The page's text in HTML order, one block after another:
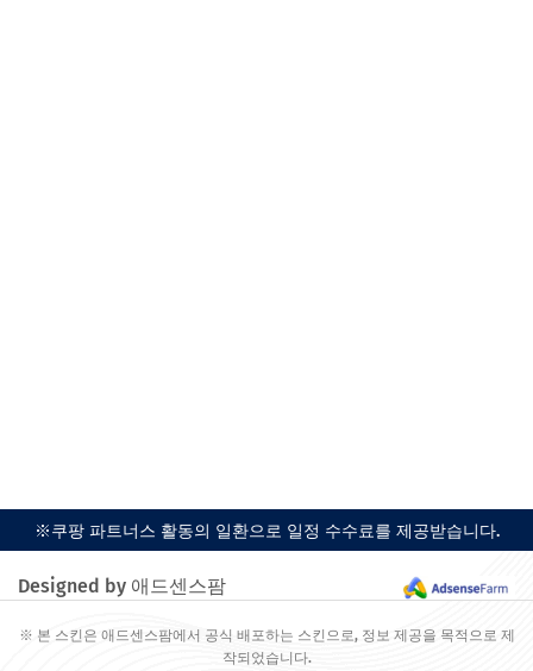
※쿠팡 파트너스 활동의 일환으로 일정 수수료를 제공받습니다.
Designed by 애드센스팜
※ 본 스킨은 애드센스팜에서 공식 배포하는 스킨으로, 정보 제공을 목적으로 제
작되었습니다.